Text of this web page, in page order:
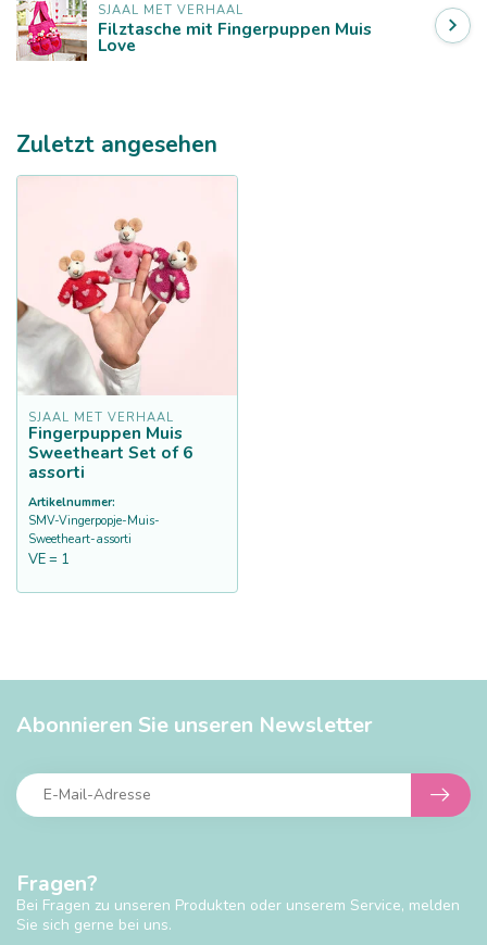
SJAAL MET VERHAAL
Filztasche mit Fingerpuppen Muis
Love
Zuletzt angesehen
SJAAL MET VERHAAL
Fingerpuppen Muis
Sweetheart Set of 6
assorti
Artikelnummer:
SMV-Vingerpopje-Muis-
Sweetheart-assorti
VE = 1
Fragen?
Bei Fragen zu unseren Produkten oder unserem Service, melden
Sie sich gerne bei uns.
Abonnieren Sie unseren Newsletter